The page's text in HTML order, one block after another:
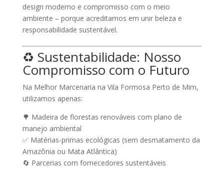
design moderno e compromisso com o meio
ambiente – porque acreditamos em unir beleza e
responsabilidade sustentável.
♻️ Sustentabilidade: Nosso
Compromisso com o Futuro
Na Melhor Marcenaria na Vila Formosa Perto de Mim,
utilizamos apenas:
🌳 Madeira de florestas renováveis com plano de
manejo ambiental
✅ Matérias-primas ecológicas (sem desmatamento da
Amazônia ou Mata Atlântica)
🔄 Parcerias com fornecedores sustentáveis